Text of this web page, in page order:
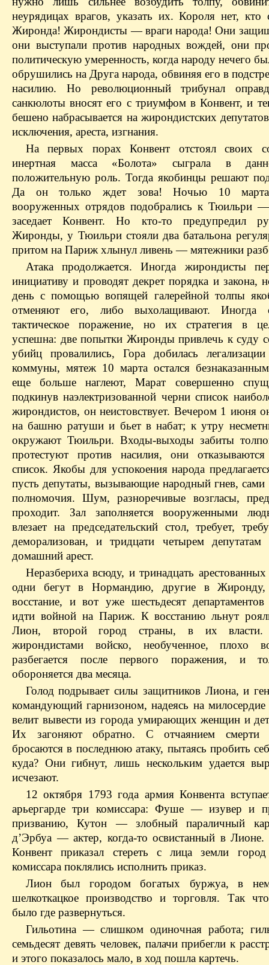
неурядицах врагов, указать их. Короля нет, кто
Жиронда! Жирондисты — враги народа! Они
они выступали против народных вождей, они
политическую умеренность, когда народу нечего
обрушились на Друга народа, обвиняя его в
насилию. Но революционный трибунал
санкюлоты вносят его с триумфом в Конвент, и
бешено набрасывается на жирондистских
исключения, ареста, изгнания.
На первых порах Конвент отстоял своих
инертная масса «Болота» сыграла в
положительную роль. Тогда якобинцы решают
Да он только ждет зова! Ночью 10 марта
вооруженных отрядов подобрались к Тюильри
заседает Конвент. Но кто-то предупредил
Жиронды, у Тюильри стояли два батальона
притом на Париж хлынул ливень — мятежники
Атака продолжается. Иногда жирондисты
инициативу и проводят декрет порядка и закона,
день с помощью вопящей галерейной толпы
отменяют его, либо выхолащивают. Иногда
тактическое поражение, но их стратегия в
успешна: две попытки Жиронды привлечь к суду
убийц провалились, Гора добилась
коммуны, мятеж 10 марта остался
еще больше наглеют, Марат совершенно
подкинув наэлектризованной черни список
жирондистов, он неистовствует. Вечером 1 июня
на башню ратуши и бьет в набат; к утру
окружают Тюильри. Входы-выходы забиты
протестуют против насилия, они отказываются
список. Якобы для успокоения народа
пусть депутаты, вызывающие народный гнев, сами
полномочия. Шум, разноречивые возгласы,
проходит. Зал заполняется вооруженными
влезает на председательский стол, требует,
деморализован, и тридцати четырем депутатам
домашний арест.
Неразбериха всюду, и тринадцать арестованных
одни бегут в Нормандию, другие в Жиронду,
восстание, и вот уже шестьдесят департаментов
идти войной на Париж. К восстанию льнут
Лион, второй город страны, в их власти.
жирондистами войско, необученное, плохо
разбегается после первого поражения, и
обороняется два месяца.
Голод подрывает силы защитников Лиона, и
командующий гарнизоном, надеясь на милосердие
велит вывести из города умирающих женщин и
Их загоняют обратно. С отчаянием смерти
бросаются в последнюю атаку, пытаясь пробить
куда? Они гибнут, лишь нескольким удается
исчезают.
12 октября 1793 года армия Конвента
арьергарде три комиссара: Фуше — изувер и
призванию, Кутон — злобный параличный
д’Эрбуа — актер, когда-то освистанный в Лионе.
Конвент приказал стереть с лица земли
комиссара поклялись исполнить приказ.
Лион был городом богатых буржуа, в нем
шелкоткацкое производство и торговля. Так
было где развернуться.
Гильотина — слишком одиночная работа;
семьдесят девять человек, палачи прибегли к
и этого показалось мало, в ход пошла картечь.